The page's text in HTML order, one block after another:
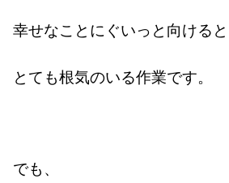
幸せなことにぐいっと向けると
とても根気のいる作業です。
でも、